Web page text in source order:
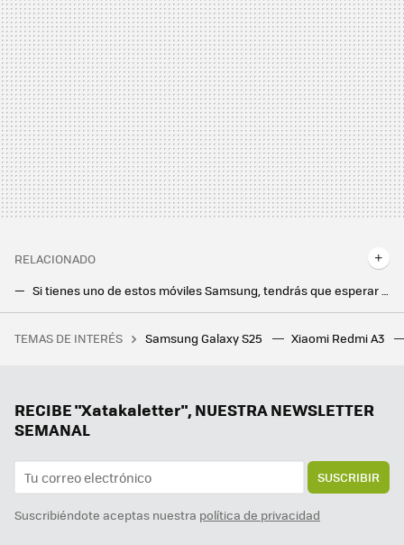
RELACIONADO
Si tienes uno de estos móviles Samsung, tendrás que esperar un poco más para tener One UI 6.1.1
Samsung sube la apuesta de las actualizaciones de Android y One UI. Ahora también en los Galaxy más baratos
He instalado esta app en mi tele Xiaomi y estoy flipando con la cantidad de películas y canales que puedo ver sin tener que pagar ni un céntimo
TEMAS DE INTERÉS Samsung Galaxy S25 Xiaomi Redmi A3
RECIBE "Xatakaletter", NUESTRA NEWSLETTER
SEMANAL
SUSCRIBIR
Suscribiéndote aceptas nuestra política de privacidad